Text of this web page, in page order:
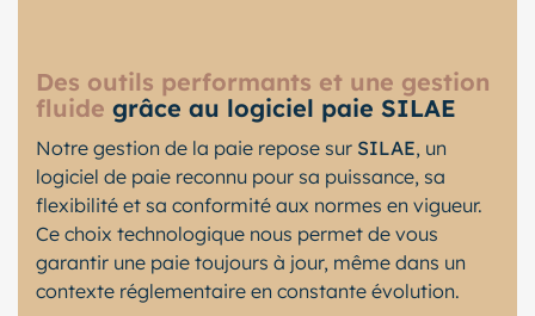
Des outils performants et une gestion
fluide grâce au logiciel paie SILAE
Notre gestion de la paie repose sur SILAE, un
logiciel de paie reconnu pour sa puissance, sa
flexibilité et sa conformité aux normes en vigueur.
Ce choix technologique nous permet de vous
garantir une paie toujours à jour, même dans un
contexte réglementaire en constante évolution.